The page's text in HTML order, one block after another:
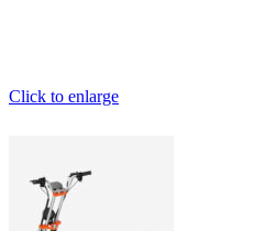
Click to enlarge